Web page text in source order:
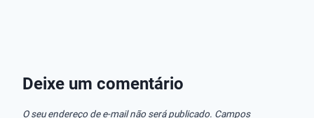
Marcas!
Deixe um comentário
O seu endereço de e-mail não será publicado. Campos